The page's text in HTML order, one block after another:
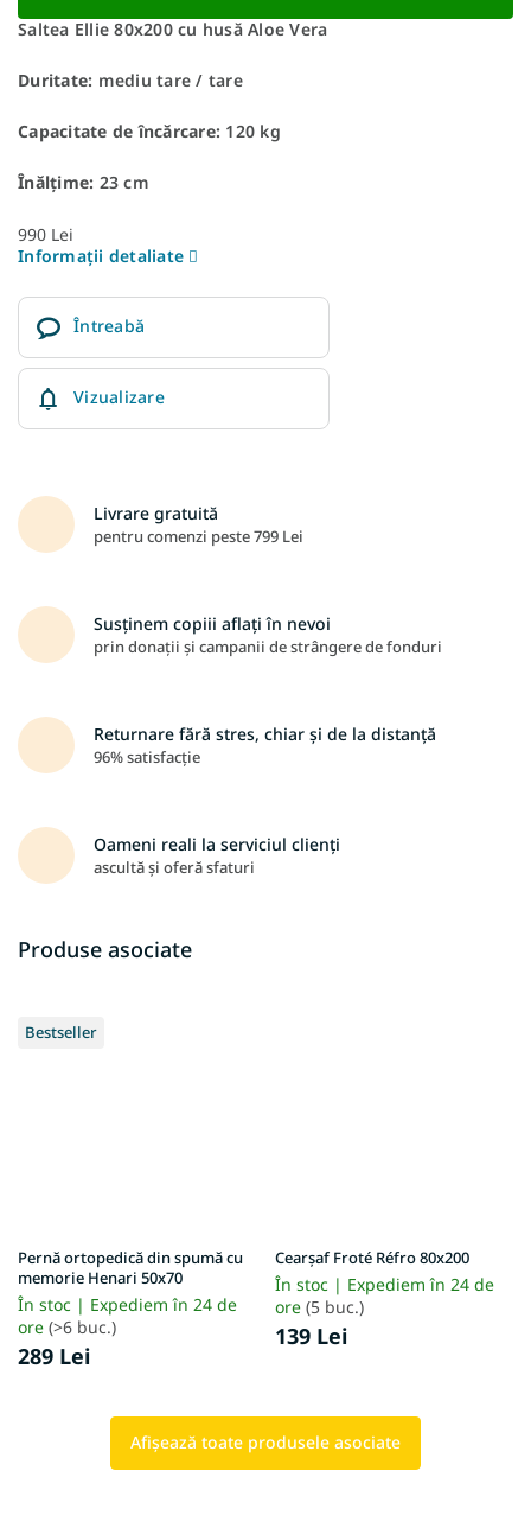
Saltea Ellie 80x200 cu husă Aloe Vera
Duritate: mediu tare / tare
Capacitate de încărcare: 120 kg
Înălțime: 23 cm
990 Lei
Informaţii detaliate
Întreabă
Vizualizare
Livrare gratuită
pentru comenzi peste 799 Lei
Susținem copiii aflați în nevoi
prin donații și campanii de strângere de fonduri
Returnare fără stres, chiar și de la distanță
96% satisfacție
Oameni reali la serviciul clienți
ascultă și oferă sfaturi
Produse asociate
Bestseller
Pernă ortopedică din spumă cu
memorie Henari 50x70
În stoc | Expediem în 24 de
ore (>6 buc.)
289 Lei
Cearșaf Froté Réfro 80x200
În stoc | Expediem în 24 de
ore (5 buc.)
139 Lei
Afişează toate produsele asociate